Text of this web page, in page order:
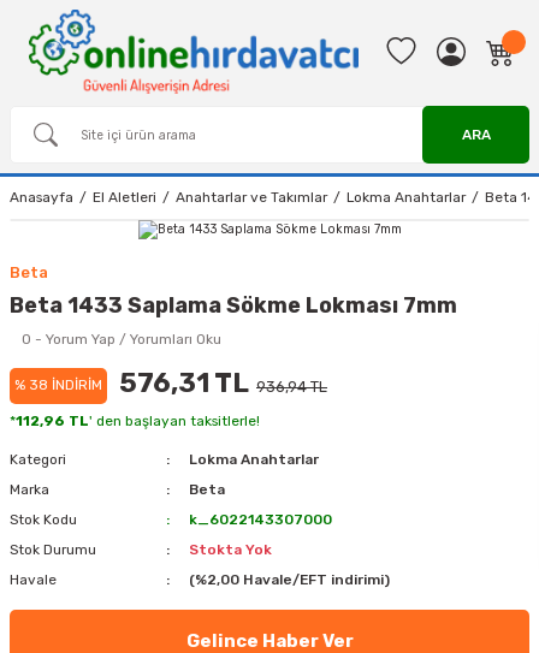
ARA
Anasayfa El Aletleri Anahtarlar ve Takımlar Lokma Anahtarlar Beta
Beta
Beta 1433 Saplama Sökme Lokması 7mm
0 - Yorum Yap / Yorumları Oku
% 38 İNDİRİM 576,31 TL 936,94 TL
*112,96 TL' den başlayan taksitlerle!
Kategori
Lokma Anahtarlar
Marka
Beta
Stok Kodu
k_6022143307000
Stok Durumu
Stokta Yok
Havale
(%2,00 Havale/EFT indirimi)
Gelince Haber Ver